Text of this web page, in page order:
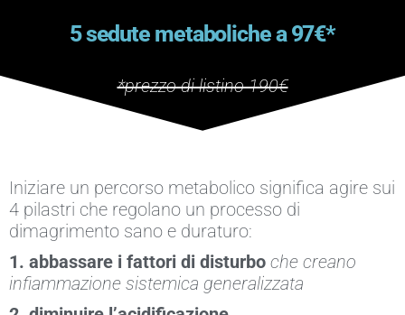
5 sedute metaboliche a 97€*
*prezzo di listino 190€
Iniziare un percorso metabolico significa agire sui
4 pilastri che regolano un processo di
dimagrimento sano e duraturo:
1. abbassare i fattori di disturbo che creano
infiammazione sistemica generalizzata